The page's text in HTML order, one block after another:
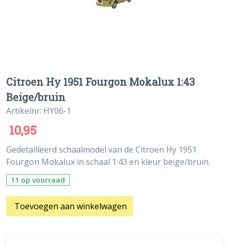
Citroen Hy 1951 Fourgon Mokalux 1:43
Beige/bruin
Artikelnr: HY06-1
10,95
Gedetailleerd schaalmodel van de Citroen Hy 1951
Fourgon Mokalux in schaal 1:43 en kleur beige/bruin.
11 op voorraad
Toevoegen aan winkelwagen